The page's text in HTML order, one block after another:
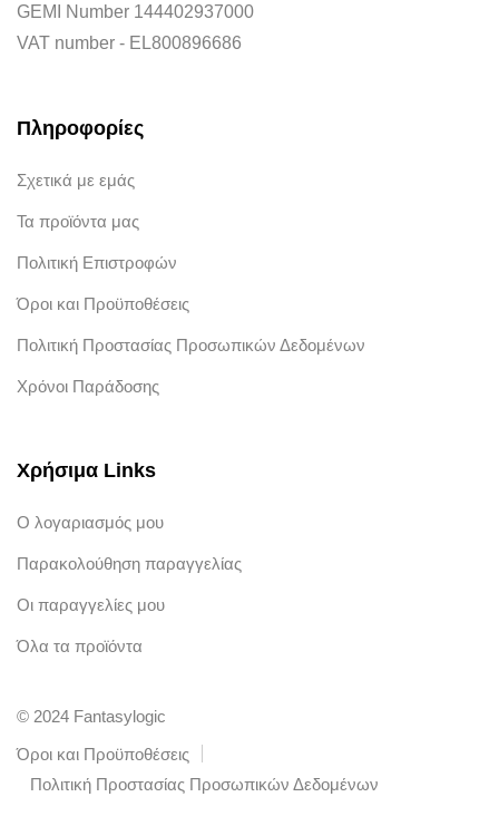
GEMI Number 144402937000
VAT number - EL800896686
Πληροφορίες
Σχετικά με εμάς
Τα προϊόντα μας
Πολιτική Επιστροφών
Όροι και Προϋποθέσεις
Πολιτική Προστασίας Προσωπικών Δεδομένων
Χρόνοι Παράδοσης
Χρήσιμα Links
Ο λογαριασμός μου
Παρακολούθηση παραγγελίας
Οι παραγγελίες μου
Όλα τα προϊόντα
© 2024 Fantasylogic
Όροι και Προϋποθέσεις
Πολιτική Προστασίας Προσωπικών Δεδομένων